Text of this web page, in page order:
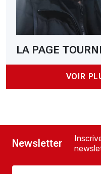
LA PAGE
VOIR
Newsletter